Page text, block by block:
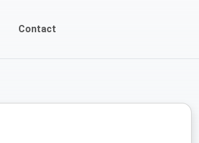
Contact